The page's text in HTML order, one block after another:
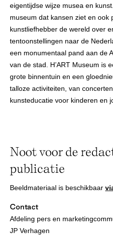
eigentijdse wijze musea en
museum dat kansen ziet en ook
kunstliefhebber de wereld over
tentoonstellingen naar de
een monumentaal pand aan de
van de stad. H’ART Museum is
grote binnentuin en een
talloze activiteiten, van
kunsteducatie voor kinderen en
Noot voor de
publicatie
Beeldmateriaal is beschikbaar
Contact
Afdeling pers en
JP Verhagen